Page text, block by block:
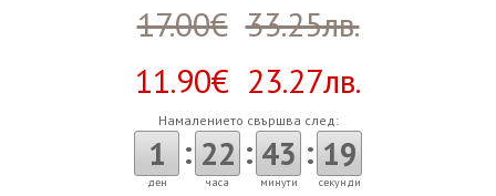
17.00€ 33.25лв.
11.90€ 23.27лв.
Намалението свършва след:
1
ден
: 22
часа
: 43
минути
: 18
секунди